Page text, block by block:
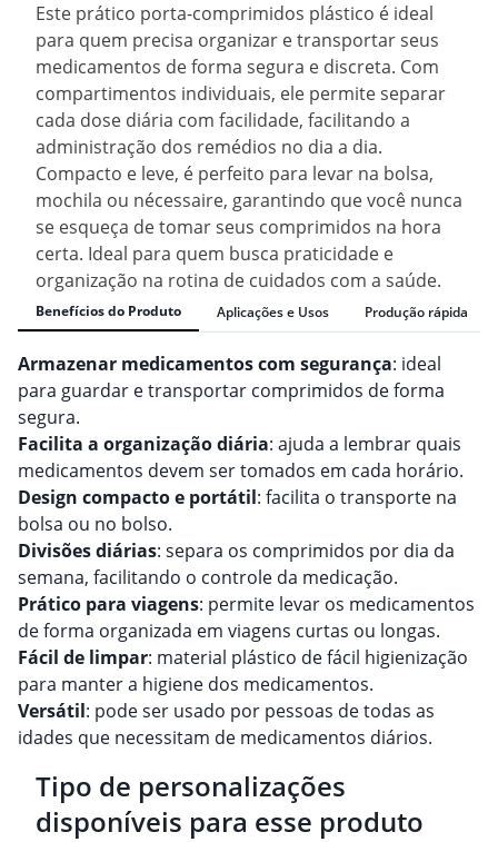
Este prático porta-comprimidos plástico é ideal
para quem precisa organizar e transportar seus
medicamentos de forma segura e discreta. Com
compartimentos individuais, ele permite separar
cada dose diária com facilidade, facilitando a
administração dos remédios no dia a dia.
Compacto e leve, é perfeito para levar na bolsa,
mochila ou nécessaire, garantindo que você nunca
se esqueça de tomar seus comprimidos na hora
certa. Ideal para quem busca praticidade e
organização na rotina de cuidados com a saúde.
Benefícios do Produto Aplicações e Usos Produção rápida
Armazenar medicamentos com segurança: ideal
para guardar e transportar comprimidos de forma
segura.
Facilita a organização diária: ajuda a lembrar quais
medicamentos devem ser tomados em cada horário.
Design compacto e portátil: facilita o transporte na
bolsa ou no bolso.
Divisões diárias: separa os comprimidos por dia da
semana, facilitando o controle da medicação.
Prático para viagens: permite levar os medicamentos
de forma organizada em viagens curtas ou longas.
Fácil de limpar: material plástico de fácil higienização
para manter a higiene dos medicamentos.
Versátil: pode ser usado por pessoas de todas as
idades que necessitam de medicamentos diários.
Tipo de personalizações
disponíveis para esse produto